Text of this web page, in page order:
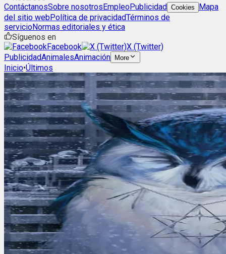
ContáctanosSobre nosotrosEmpleoPublicidad Cookies
Mapa
del sitio webPolítica de privacidadTérminos de
servicioNormas editoriales y ética
Síguenos en
Facebook
X (Twitter)
PublicidadAnimalesAnimación More
Inicio•Últimos